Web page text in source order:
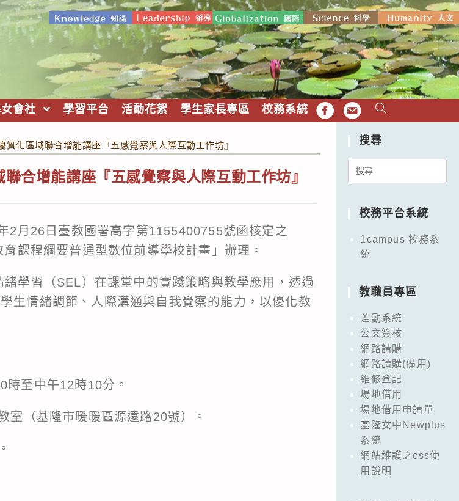
會社 學習平台 活動花絮 學生家長專區 校務系統 FB EMAIL
質化區域聯合增能講座『五感覺察與人際互動工作坊』
合增能講座『五感覺察與人際互動工作坊』
2月26日臺教國署高字第1155400755號函核定之
課程綱要普通型數位前導學校計畫」辦理。
學習（SEL）在課堂中的實踐策略與教學應用，透過
生情緒調節、人際溝通與自我覺察的能力，以優化教
至中午12時10分。
室（基隆市暖暖區源遠路20號）。
搜尋
Search
校務平台系統
1campus 校務系
統
教職員專區
差勤系統
公文簽核
網路請購
網路請購(備用)
維修登記
場地借用
場地借用申請單
基隆女中Newplus
系統
網站維護之css使
用說明